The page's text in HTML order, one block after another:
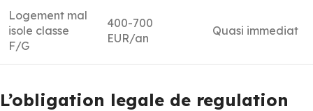
Logement mal
isole classe
F/G
400-700
EUR/an
Quasi immediat
L’obligation legale de regulation